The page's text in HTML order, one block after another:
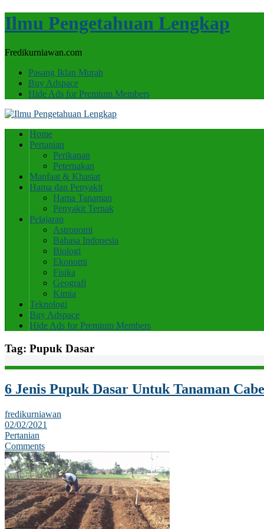
Ilmu Pengetahuan Lengkap
Fredikurniawan.com
Pasang Iklan Murah
Buy Adspace
Hide Ads for Premium Members
Home
Pertanian
Perikanan
Peternakan
Manfaat & Khasiat
Hama dan Penyakit
Hama Tanaman
Penyakit Ternak
Pelajaran
Astronomi
Bahasa Indonesia
Biologi
Ekonomi
Fisika
Geografi
Kimia
Teknologi
Buy Adspace
Hide Ads for Premium Members
Tag: Pupuk Dasar
6 Jenis Pupuk Dasar Untuk Tanaman Cabe
fredikurniawan
02/02/2021
Pertanian
Comments